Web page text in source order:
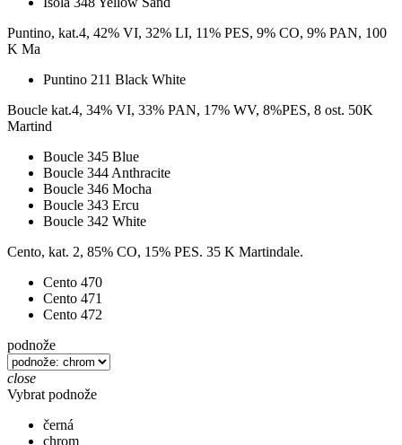
Puntino, kat.4, 42% VI, 32% LI, 11% PES, 9% CO, 9% PAN, 100
K Ma
Puntino 211 Black White
Boucle kat.4, 34% VI, 33% PAN, 17% WV, 8%PES, 8 ost. 50K
Martind
Boucle 345 Blue
Boucle 344 Anthracite
Boucle 346 Mocha
Boucle 343 Ercu
Boucle 342 White
Cento, kat. 2, 85% CO, 15% PES. 35 K Martindale.
Cento 470
Cento 471
Cento 472
podnože
close
Vybrat podnože
černá
chrom